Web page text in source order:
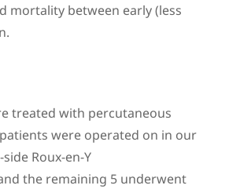
mortality between early (less
treated with percutaneous
were operated on in our
Roux-en-Y
the remaining 5 underwent